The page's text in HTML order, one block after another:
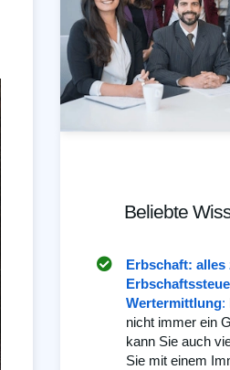
Beliebte
Erbschaft: alles
Wertermittlung:
nicht immer ein
kann Sie auch
Sie mit einem